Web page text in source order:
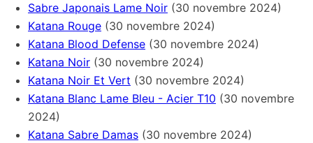
Sabre Japonais Lame Noir (30 novembre 2024)
Katana Rouge (30 novembre 2024)
Katana Blood Defense (30 novembre 2024)
Katana Noir (30 novembre 2024)
Katana Noir Et Vert (30 novembre 2024)
Katana Blanc Lame Bleu - Acier T10 (30 novembre
2024)
Katana Sabre Damas (30 novembre 2024)